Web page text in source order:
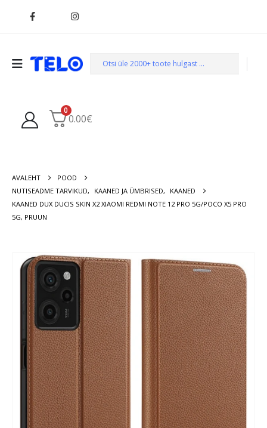
0
0.00€
AVALEHT
POOD
NUTISEADME TARVIKUD, KAANED JA ÜMBRISED,
KAANED
KAANED DUX DUCIS SKIN X2 XIAOMI REDMI NOTE 12 PRO 5G/POCO X5 PRO
5G, PRUUN